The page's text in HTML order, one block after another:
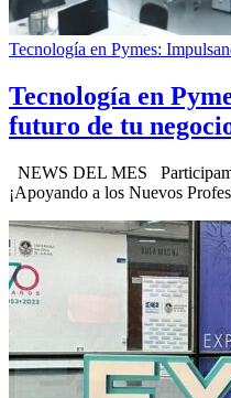
Tecnología en Pymes:
Tecnología en
futuro de tu
NEWS DEL MES
¡Apoyando a los Nuevos